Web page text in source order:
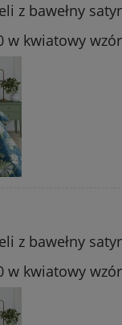
z bawełny
w kwiatowy wzór
z bawełny
w kwiatowy wzór